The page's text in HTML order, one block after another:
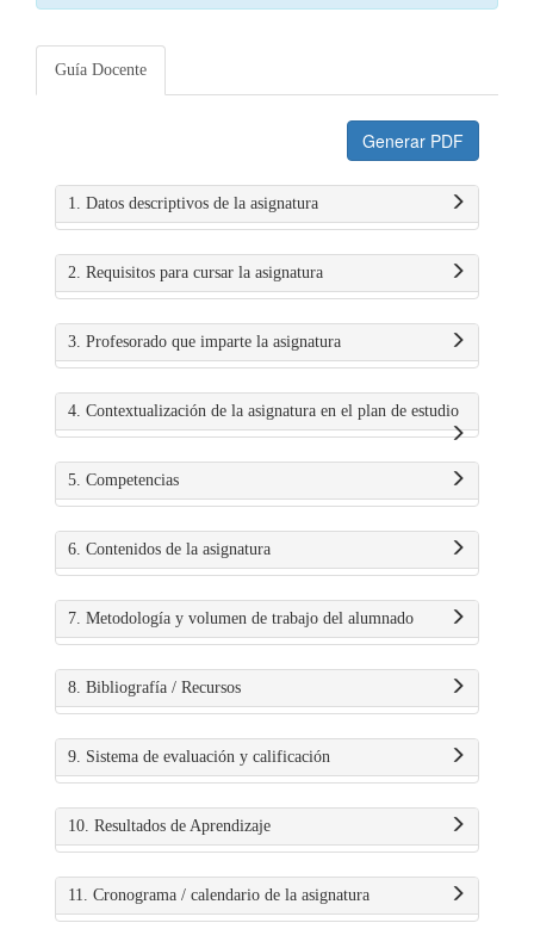
Guía Docente
Generar PDF
1. Datos descriptivos de la asignatura
2. Requisitos para cursar la asignatura
3. Profesorado que imparte la asignatura
4. Contextualización de la asignatura en el plan de estudio
5. Competencias
6. Contenidos de la asignatura
7. Metodología y volumen de trabajo del alumnado
8. Bibliografía / Recursos
9. Sistema de evaluación y calificación
10. Resultados de Aprendizaje
11. Cronograma / calendario de la asignatura